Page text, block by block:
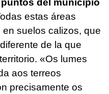
del municipio
estas áreas
suelos calizos, que
de la que
«Os lumes
aos terreos
precisamente os